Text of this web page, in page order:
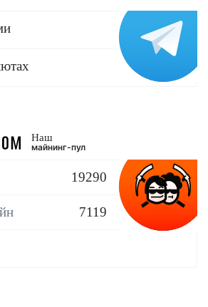
Наш
майнинг-пул
19290
7119